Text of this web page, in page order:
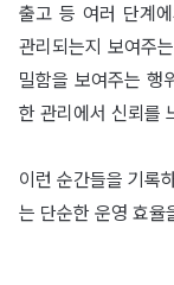
출고 등 여러 단계
관리되는지 보여주
밀함을 보여주는 행
한 관리에서 신뢰를
이런 순간들을 기록
는 단순한 운영 효율